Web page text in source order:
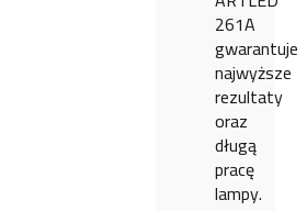
261A
gwarantuje
najwyższe
rezultaty
oraz
długą
pracę
lampy.